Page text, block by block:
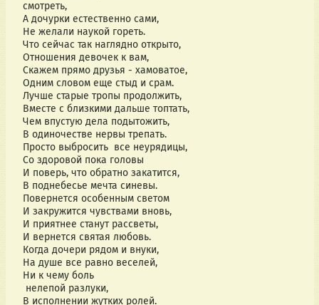
смотреть,
А дочурки естественно сами,
Не желали наукой гореть.
Что сейчас так наглядно открыто,
Отношения девочек к вам,
Скажем прямо друзья - хамоватое,
Одним словом еще стыд и срам.
Лучше старые тропы продолжить,
Вместе с близкими дальше топтать,
Чем впустую дела подытожить,
В одиночестве нервы трепать.
Просто выбросить все неурядицы,
Со здоровой пока головы
И поверь, что обратно закатится,
В поднебесье мечта синевы.
Повернется особенным светом
И закружится чувствами вновь,
И приятнее станут рассветы,
И вернется святая любовь.
Когда дочери рядом и внуки,
На душе все равно веселей,
Ни к чему боль
нелепой разлуки,
В исполнении жутких ролей.